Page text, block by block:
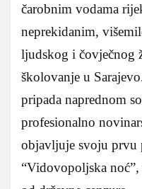
čarobnim vodama
neprekidanim,
ljudskog i čovječnog
školovanje u
pripada naprednom
profesionalno
objavljuje svoju prvu
“Vidovopoljska